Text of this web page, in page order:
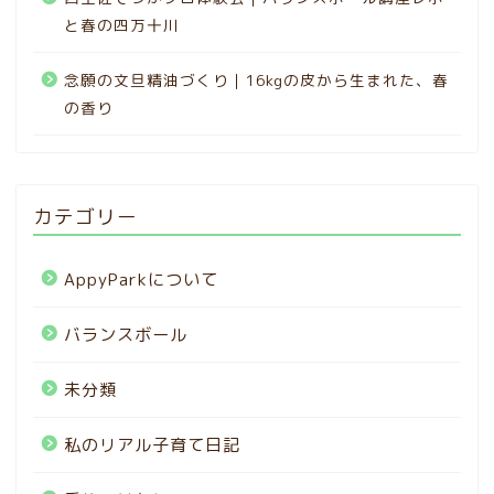
と春の四万十川
念願の文旦精油づくり｜16kgの皮から生まれた、春
の香り
カテゴリー
AppyParkについて
バランスボール
未分類
私のリアル子育て日記